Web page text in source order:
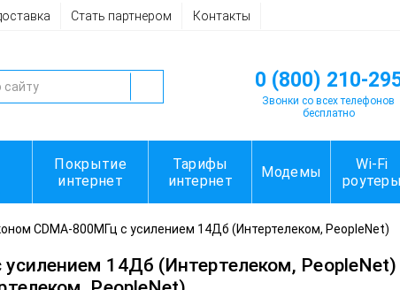
Стать партнером Контакты
0 (800) 210-
Звонки со всех телефонов
бесплатно
Покрытие
интернет
Тарифы
интернет
Модемы
Wi-Fi
роутеры
CDMA-800МГц с усилением 14Дб (Интертелеком, PeopleNet)
14Дб (Интертелеком, PeopleNet)